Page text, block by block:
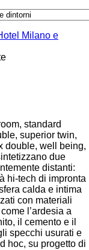
Milano e
standard
superior twin,
double, well being,
due
distanti:
hi-tech di impronta
calda e intima
con materiali
l’ardesia a
il cemento e il
specchi usurati e
hoc, su progetto di